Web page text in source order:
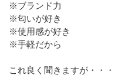
※ブランド力
※匂いが好き
※使用感が好き
※手軽だから
これ良く聞きますが・・・